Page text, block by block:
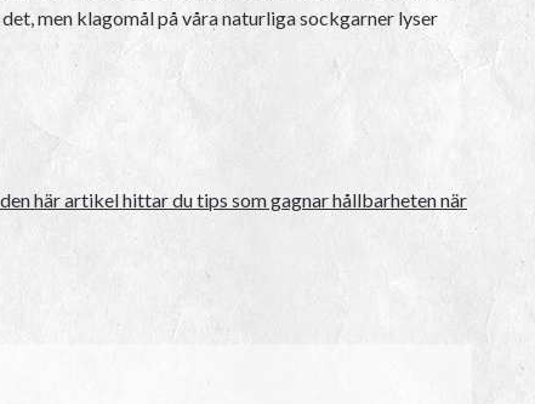
men klagomål på våra naturliga sockgarner lyser
här artikel hittar du tips som gagnar hållbarheten när